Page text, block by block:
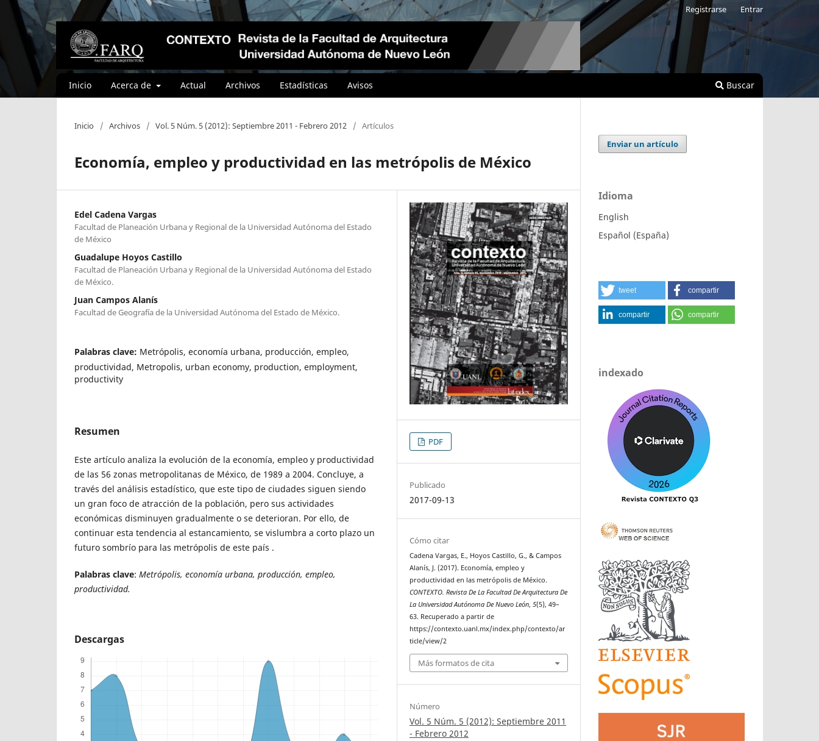
Inicio Acerca de Actual Archivos Estadísticas Avisos Buscar
Registrarse Entrar
Inicio / Archivos / Vol. 5 Núm. 5 (2012): Septiembre 2011 - Febrero 2012 / Artículos
Economía, empleo y productividad en las metrópolis de México
Edel Cadena Vargas
Facultad de Planeación Urbana y Regional de la Universidad Autónoma del Estado
de México
Guadalupe Hoyos Castillo
Facultad de Planeación Urbana y Regional de la Universidad Autónoma del Estado
de México.
Juan Campos Alanís
Facultad de Geografía de la Universidad Autónoma del Estado de México.
Palabras clave: Metrópolis, economía urbana, producción, empleo,
productividad, Metropolis, urban economy, production, employment,
productivity
Resumen
Este artículo analiza la evolución de la economía, empleo y productividad
de las 56 zonas metropolitanas de México, de 1989 a 2004. Concluye, a
través del análisis estadístico, que este tipo de ciudades siguen siendo
un gran foco de atracción de la población, pero sus actividades
económicas disminuyen gradualmente o se deterioran. Por ello, de
continuar esta tendencia al estancamiento, se vislumbra a corto plazo un
futuro sombrío para las metrópolis de este país .
Palabras clave: Metrópolis, economía urbana, producción, empleo,
productividad.
Descargas
PDF
Publicado
2017-09-13
Cómo citar
Cadena Vargas, E., Hoyos Castillo, G., & Campos
Alanís, J. (2017). Economía, empleo y
productividad en las metrópolis de México.
CONTEXTO. Revista De La Facultad De Arquitectura De
La Universidad Autónoma De Nuevo León,5(5), 49–
63. Recuperado a partir de
https://contexto.uanl.mx/index.php/contexto/ar
ticle/view/2
Más formatos de cita
Número
Vol. 5 Núm. 5 (2012): Septiembre 2011
- Febrero 2012
Enviar un artículo
Idioma
English
Español (España)
tweet compartir
compartir compartir
indexado